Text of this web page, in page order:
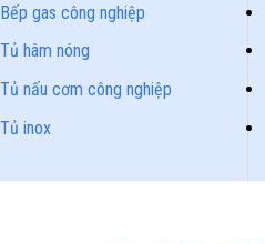
Bếp gas công nghiệp
Tủ hâm nóng
Tủ nấu cơm công nghiệp
Tủ inox